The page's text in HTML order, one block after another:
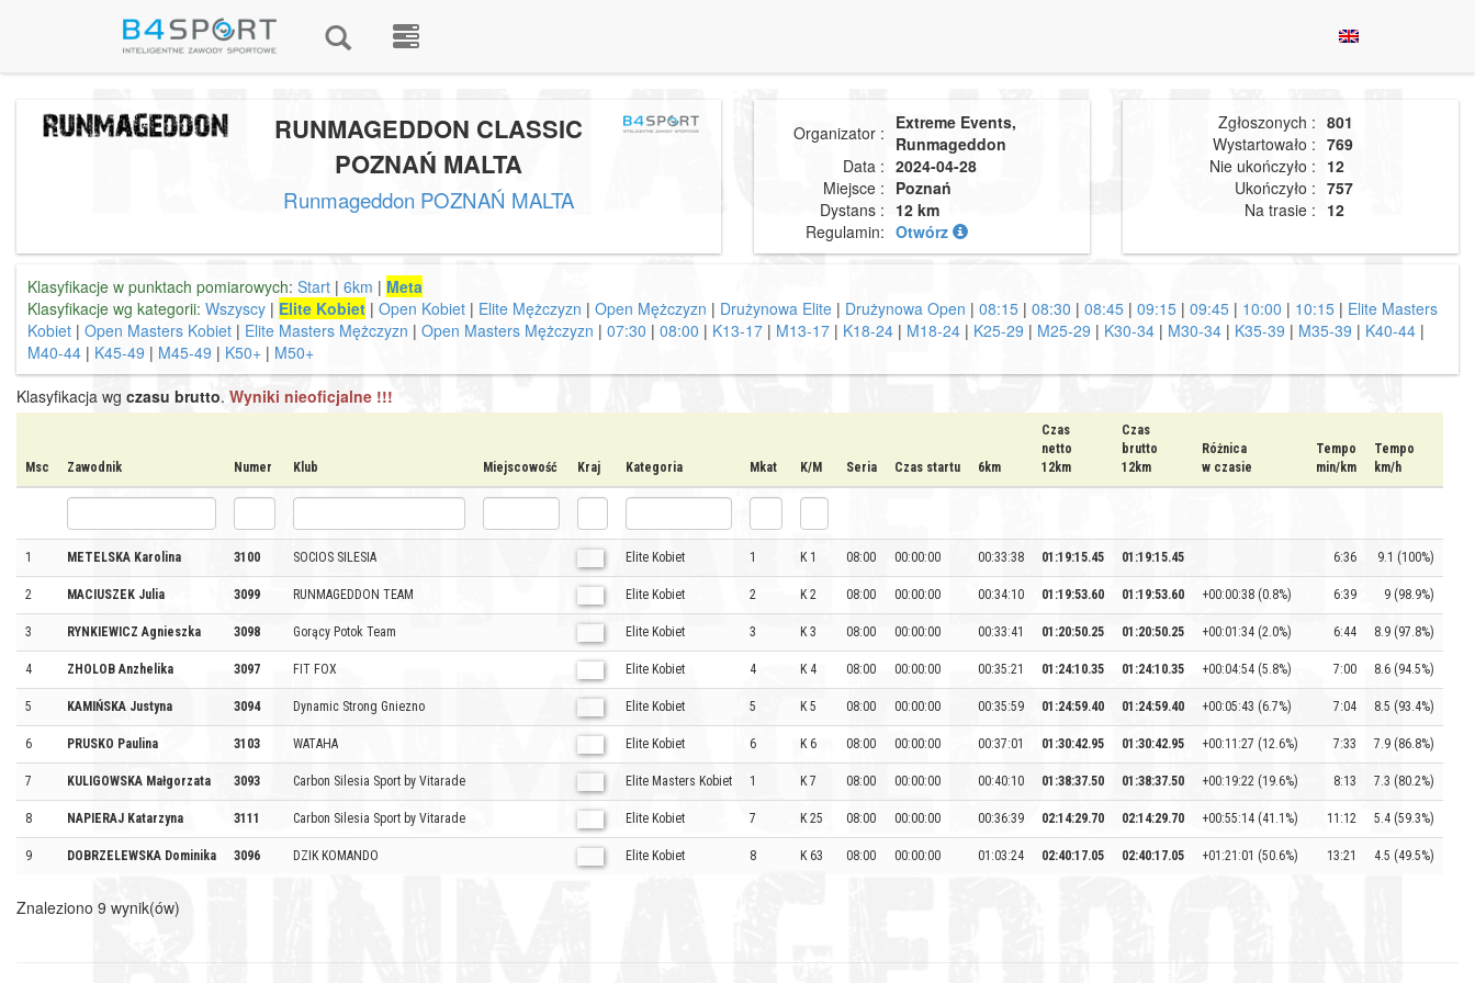
RUNMAGEDDON CLASSIC
POZNAŃ MALTA
Runmageddon POZNAŃ MALTA
Organizator : Extreme Events,
Runmageddon
Data : 2024-04-28
Miejsce : Poznań
Dystans : 12 km
Regulamin: Otwórz
Zgłoszonych : 801
Wystartowało : 769
Nie ukończyło : 12
Ukończyło : 757
Na trasie : 12
Klasyfikacje w punktach pomiarowych: Start | 6km | Meta
Klasyfikacje wg kategorii: Wszyscy | Elite Kobiet | Open Kobiet | Elite Mężczyzn | Open Mężczyzn | Drużynowa Elite | Drużynowa Open | 08:15 | 08:30 | 08:45 | 09:15 | 09:45 | 10:00 | 10:15 | Elite Masters
Kobiet | Open Masters Kobiet | Elite Masters Mężczyzn | Open Masters Mężczyzn | 07:30 | 08:00 | K13-17 | M13-17 | K18-24 | M18-24 | K25-29 | M25-29 | K30-34 | M30-34 | K35-39 | M35-39 | K40-44 |
M40-44 | K45-49 | M45-49 | K50+ | M50+
Klasyfikacja wg czasu brutto. Wyniki nieoficjalne !!!
Msc Zawodnik Numer Klub Miejscowość Kraj Kategoria Mkat K/M Seria Czas startu 6km
Czas
netto
12km
Czas
brutto
12km
Różnica
w czasie
Tempo
min/km
Tempo
km/h
1 METELSKA Karolina 3100 SOCIOS SILESIA Elite Kobiet 1 K 1 08:00 00:00:00 00:33:38 01:19:15.45 01:19:15.45 6:36 9.1 (100%)
2 MACIUSZEK Julia 3099 RUNMAGEDDON TEAM Elite Kobiet 2 K 2 08:00 00:00:00 00:34:10 01:19:53.60 01:19:53.60 +00:00:38 (0.8%) 6:39 9 (98.9%)
3 RYNKIEWICZ Agnieszka 3098 Gorący Potok Team Elite Kobiet 3 K 3 08:00 00:00:00 00:33:41 01:20:50.25 01:20:50.25 +00:01:34 (2.0%) 6:44 8.9 (97.8%)
4 ZHOLOB Anzhelika 3097 FIT FOX Elite Kobiet 4 K 4 08:00 00:00:00 00:35:21 01:24:10.35 01:24:10.35 +00:04:54 (5.8%) 7:00 8.6 (94.5%)
5 KAMIŃSKA Justyna 3094 Dynamic Strong Gniezno Elite Kobiet 5 K 5 08:00 00:00:00 00:35:59 01:24:59.40 01:24:59.40 +00:05:43 (6.7%) 7:04 8.5 (93.4%)
6 PRUSKO Paulina 3103 WATAHA Elite Kobiet 6 K 6 08:00 00:00:00 00:37:01 01:30:42.95 01:30:42.95 +00:11:27 (12.6%) 7:33 7.9 (86.8%)
7 KULIGOWSKA Małgorzata 3093 Carbon Silesia Sport by Vitarade Elite Masters Kobiet 1 K 7 08:00 00:00:00 00:40:10 01:38:37.50 01:38:37.50 +00:19:22 (19.6%) 8:13 7.3 (80.2%)
8 NAPIERAJ Katarzyna 3111 Carbon Silesia Sport by Vitarade Elite Kobiet 7 K 25 08:00 00:00:00 00:36:39 02:14:29.70 02:14:29.70 +00:55:14 (41.1%) 11:12 5.4 (59.3%)
9 DOBRZELEWSKA Dominika 3096 DZIK KOMANDO Elite Kobiet 8 K 63 08:00 00:00:00 01:03:24 02:40:17.05 02:40:17.05 +01:21:01 (50.6%) 13:21 4.5 (49.5%)
Znaleziono 9 wynik(ów)